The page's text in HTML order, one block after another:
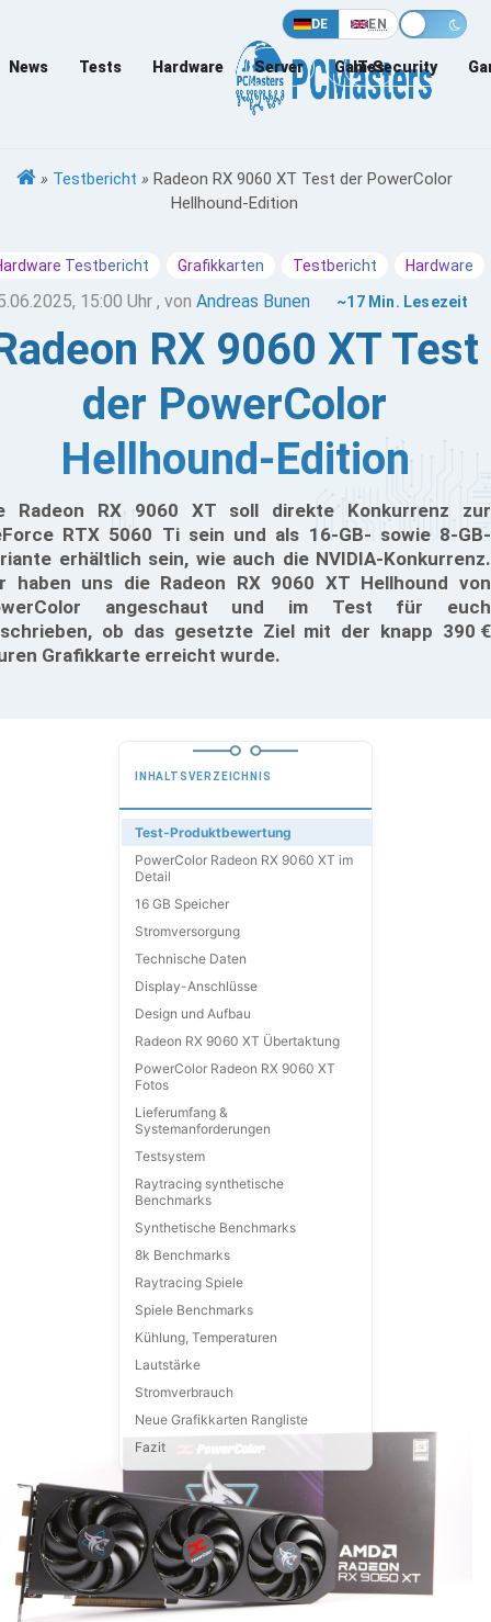
DE EN
News Tests Hardware Server Games
IT-Security
» Testbericht » Radeon RX 9060 XT Test der PowerColor
Hellhound-Edition
Testbericht Grafikkarten Testbericht Hardware
15:00 Uhr , vonAndreas Bunen ~17 Min. Lesezeit
RX 9060 XT Test
der PowerColor
Hellhound-Edition
Radeon RX 9060 XT soll direkte Konkurrenz zur
RTX 5060 Ti sein und als 16-GB- sowie 8-GB-
erhältlich sein, wie auch die NVIDIA-Konkurrenz.
haben uns die Radeon RX 9060 XT Hellhound von
angeschaut und im Test für euch
ob das gesetzte Ziel mit der knapp 390 €
Grafikkarte erreicht wurde.
INHALTSVERZEICHNIS
Test-Produktbewertung
PowerColor Radeon RX 9060 XT im
Detail
16 GB Speicher
Stromversorgung
Technische Daten
Display-Anschlüsse
Design und Aufbau
Radeon RX 9060 XT Übertaktung
PowerColor Radeon RX 9060 XT
Fotos
Lieferumfang &
Systemanforderungen
Testsystem
Raytracing synthetische
Benchmarks
Synthetische Benchmarks
8k Benchmarks
Raytracing Spiele
Spiele Benchmarks
Kühlung, Temperaturen
Lautstärke
Stromverbrauch
Neue Grafikkarten Rangliste
Fazit